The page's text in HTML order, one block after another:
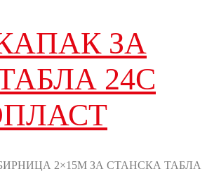
ЗА
24C